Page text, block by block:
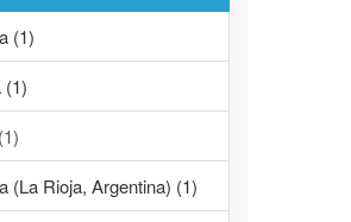
(1)
(1)
(La Rioja, Argentina) (1)